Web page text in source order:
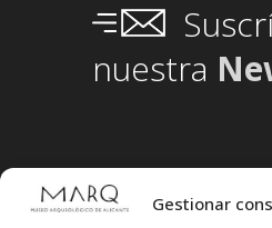
Gestionar
nuestra